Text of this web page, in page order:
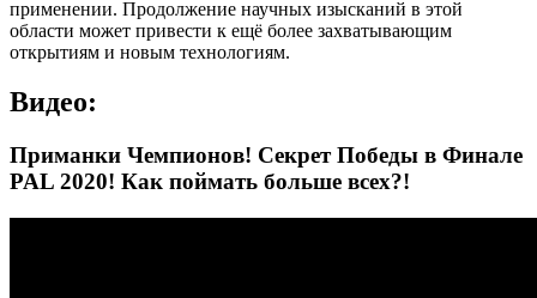
применении. Продолжение научных изысканий в этой
области может привести к ещё более захватывающим
открытиям и новым технологиям.
Видео:
Приманки Чемпионов! Секрет Победы в Финале
PAL 2020! Как поймать больше всех?!